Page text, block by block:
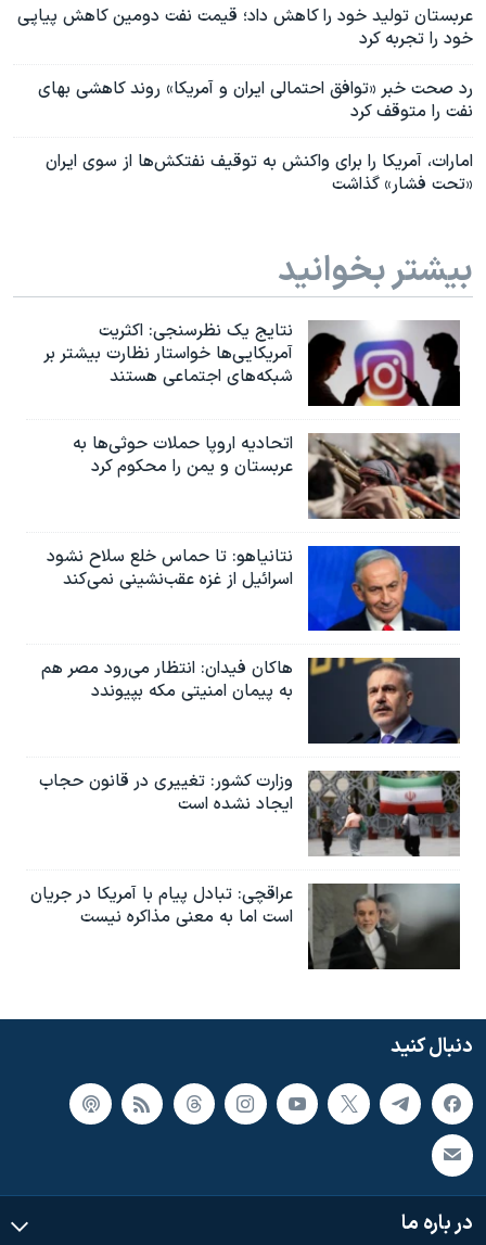
عربستان تولید خود را کاهش داد؛ قیمت نفت‌ دومین کاهش پیاپی
خود را تجربه کرد
رد صحت خبر «توافق احتمالی ایران و آمریکا» روند کاهشی بهای
نفت را متوقف کرد
امارات، آمریکا را برای واکنش به توقیف نفتکش‌‌ها از سوی ایران
«تحت فشار» گذاشت
بیشتر بخوانید
نتایج یک نظرسنجی: اکثریت
آمریکایی‌ها خواستار نظارت بیشتر بر
شبکه‌های اجتماعی هستند
اتحادیه اروپا حملات حوثی‌ها به
عربستان و یمن را محکوم کرد
نتانیاهو: تا حماس خلع سلاح نشود
اسرائیل از غزه عقب‌نشینی نمی‌کند
هاکان فیدان: انتظار می‌رود مصر هم
به پیمان امنیتی مکه بپیوندد
وزارت کشور: تغییری در قانون حجاب
ایجاد نشده است
عراقچی: تبادل پیام با آمریکا در جریان
است اما به معنی مذاکره نیست
دنبال کنید
در باره ما